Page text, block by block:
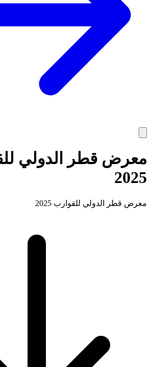
معرض قطر الدولي
2025
معرض قطر الدولي للقوارب 2025